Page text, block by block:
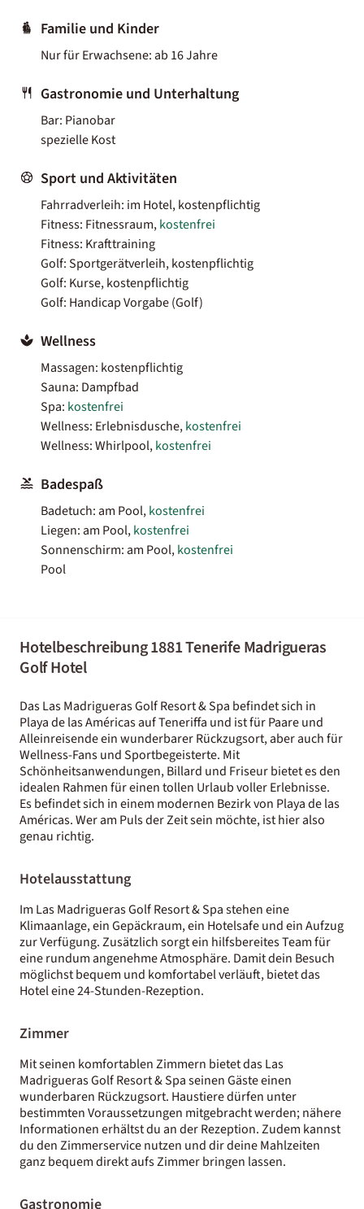
Familie und Kinder
Nur für Erwachsene: ab 16 Jahre
Gastronomie und Unterhaltung
Bar: Pianobar
spezielle Kost
Sport und Aktivitäten
Fahrradverleih: im Hotel, kostenpflichtig
Fitness: Fitnessraum,kostenfrei
Fitness: Krafttraining
Golf: Sportgerätverleih, kostenpflichtig
Golf: Kurse, kostenpflichtig
Golf: Handicap Vorgabe (Golf)
Wellness
Massagen: kostenpflichtig
Sauna: Dampfbad
Spa: kostenfrei
Wellness: Erlebnisdusche,kostenfrei
Wellness: Whirlpool,kostenfrei
Badespaß
Badetuch: am Pool,kostenfrei
Liegen: am Pool,kostenfrei
Sonnenschirm: am Pool,kostenfrei
Pool
Hotelbeschreibung 1881 Tenerife Madrigueras
Golf Hotel
Das Las Madrigueras Golf Resort & Spa befindet sich in
Playa de las Américas auf Teneriffa und ist für Paare und
Alleinreisende ein wunderbarer Rückzugsort, aber auch für
Wellness-Fans und Sportbegeisterte. Mit
Schönheitsanwendungen, Billard und Friseur bietet es den
idealen Rahmen für einen tollen Urlaub voller Erlebnisse.
Es befindet sich in einem modernen Bezirk von Playa de las
Américas. Wer am Puls der Zeit sein möchte, ist hier also
genau richtig.
Hotelausstattung
Im Las Madrigueras Golf Resort & Spa stehen eine
Klimaanlage, ein Gepäckraum, ein Hotelsafe und ein Aufzug
zur Verfügung. Zusätzlich sorgt ein hilfsbereites Team für
eine rundum angenehme Atmosphäre. Damit dein Besuch
möglichst bequem und komfortabel verläuft, bietet das
Hotel eine 24-Stunden-Rezeption.
Zimmer
Mit seinen komfortablen Zimmern bietet das Las
Madrigueras Golf Resort & Spa seinen Gäste einen
wunderbaren Rückzugsort. Haustiere dürfen unter
bestimmten Voraussetzungen mitgebracht werden; nähere
Informationen erhältst du an der Rezeption. Zudem kannst
du den Zimmerservice nutzen und dir deine Mahlzeiten
ganz bequem direkt aufs Zimmer bringen lassen.
Gastronomie